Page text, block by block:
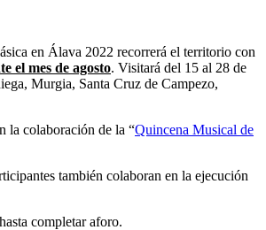
en Álava 2022 recorrerá el territorio con
el mes de agosto. Visitará del 15 al 28 de
Murgia, Santa Cruz de Campezo,
la colaboración de la “Quincena Musical de
también colaboran en la ejecución
completar aforo.